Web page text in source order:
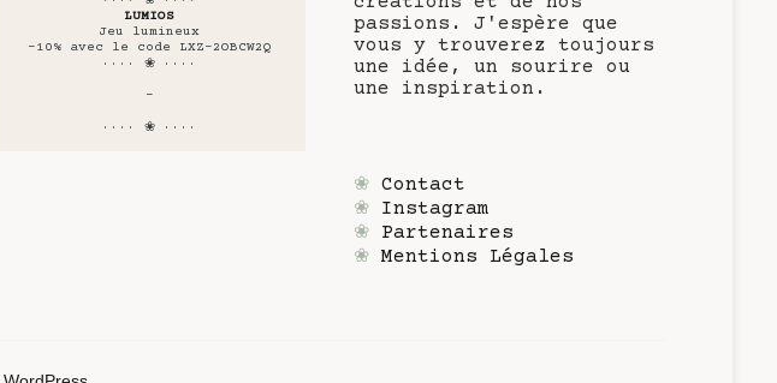
LUMIOS
Jeu lumineux
-10% avec le code LXZ-2OBCW2Q
···· ❀ ····
-
···· ❀ ····
passions. J'espère que
vous y trouverez toujours
une idée, un sourire ou
une inspiration.
❀ Contact
❀ Instagram
❀ Partenaires
❀ Mentions Légales